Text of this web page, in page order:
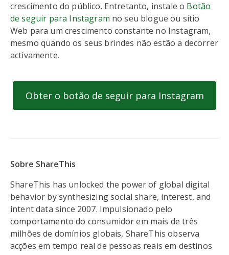
crescimento do público. Entretanto, instale o Botão
de seguir para Instagram no seu blogue ou sítio
Web para um crescimento constante no Instagram,
mesmo quando os seus brindes não estão a decorrer
activamente.
Obter o botão de seguir para Instagram
Sobre ShareThis
ShareThis has unlocked the power of global digital
behavior by synthesizing social share, interest, and
intent data since 2007. Impulsionado pelo
comportamento do consumidor em mais de três
milhões de domínios globais, ShareThis observa
acções em tempo real de pessoas reais em destinos